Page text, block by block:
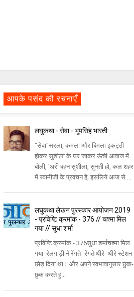
आपके पसंद की रचनाएँ
लघुकथा - सेवा - भूपसिंह भारती
"सेवा"सरला, कमला और बिमला इकट्ठी
होकर सुशीला के घर जाकर ऊंची आवाज में
बोली, 'अरी बहन सुशीला, सुनती हो, कल शहर
में स्वामीजी के प्रवचन है, इसलिये आज से ...
लघुकथा लेखन पुरस्कार आयोजन 2019
- प्रविष्टि क्रमांक - 376 // चश्मा मिल
गया // सुधा शर्मा
प्रविष्टि क्रमांक - 376सुधा शर्माचश्मा मिल
गया रेलगाड़ी ने रेंगते- रेंगते धीरे- धीरे स्टेशन
छोड़ दिया था। और अपने स्वभावानुसार छुक-
छुक करते हु...